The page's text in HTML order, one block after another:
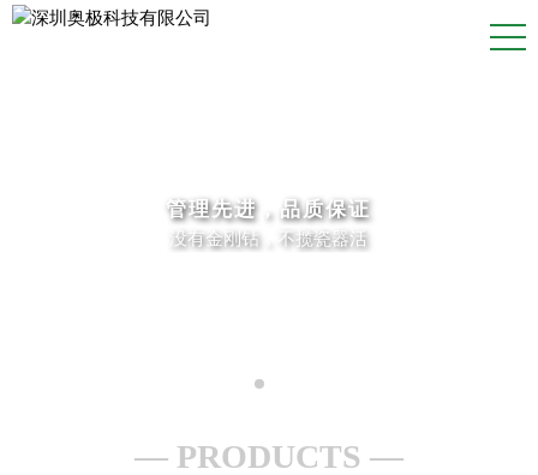
管理先进，品质保证
没有金刚钻，不揽瓷器活
PRODUCTS